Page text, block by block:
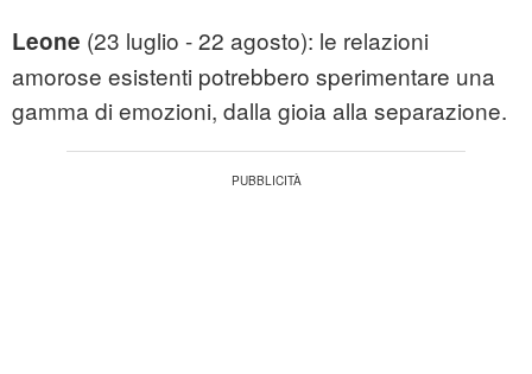
Leone (23 luglio - 22 agosto): le relazioni
amorose esistenti potrebbero sperimentare una
gamma di emozioni, dalla gioia alla separazione.